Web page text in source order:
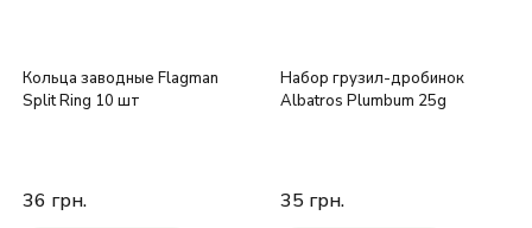
Кольца заводные Flagman
Split Ring 10 шт
36 грн.
Набор грузил-дробинок
Albatros Plumbum 25g
35 грн.